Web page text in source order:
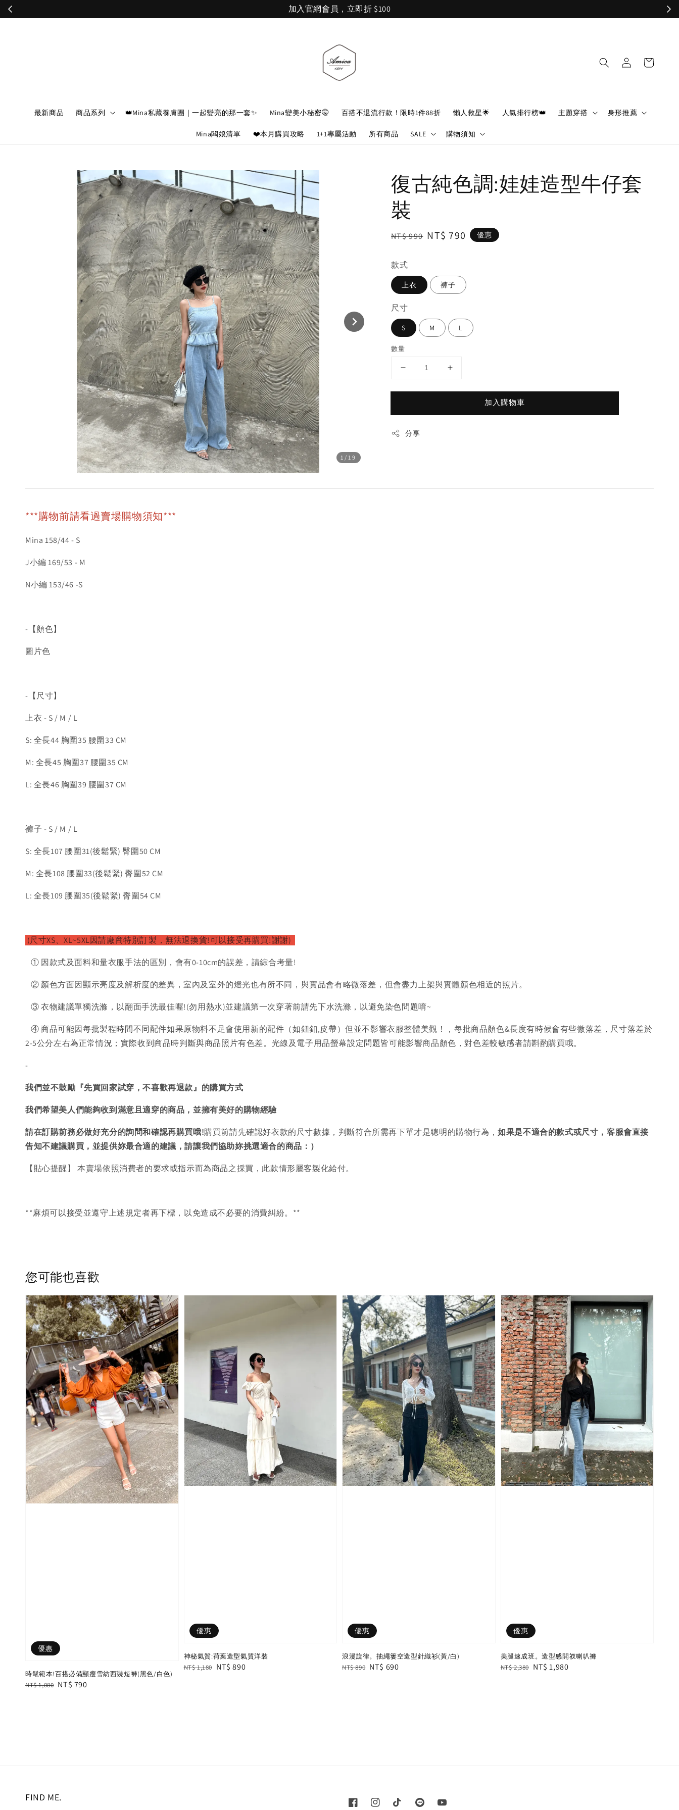
加入官網會員，立即折 $100
最新商品 商品系列 👑Mina私藏養膚團｜一起變亮的那一套✨ Mina變美小秘密🤫 百搭不退流行款！限時1件88折 懶人救星🌟 人氣排行榜👑 主題穿搭 身形推薦
Mina闆娘清單 ❤️本月購買攻略 1+1專屬活動 所有商品 SALE 購物須知
1 /19
復古純色調:娃娃造型牛仔套
裝
Regular
NT$ 990 Sale
NT$ 790 優惠
款式
上衣 褲子
尺寸
S M L
數量
加入購物車
分享
***購物前請看過賣場購物須知***
Mina 158/44 - S
J小編 169/53 - M
N小編 153/46 -S
-【顏色】
圖片色
-【尺寸】
上衣 - S / M / L
S: 全長44 胸圍35 腰圍33 CM
M: 全長45 胸圍37 腰圍35 CM
L: 全長46 胸圍39 腰圍37 CM
褲子 - S / M / L
S: 全長107 腰圍31(後鬆緊) 臀圍50 CM
M: 全長108 腰圍33(後鬆緊) 臀圍52 CM
L: 全長109 腰圍35(後鬆緊) 臀圍54 CM
(尺寸XS、XL~5XL因請廠商特別訂製，無法退換貨!可以接受再購買!謝謝)
① 因款式及面料和量衣服手法的區別，會有0-10cm的誤差，請綜合考量!
② 顏色方面因顯示亮度及解析度的差異，室內及室外的燈光也有所不同，與實品會有略微落差，但會盡力上架與實體顏色相近的照片。
③ 衣物建議單獨洗滌，以翻面手洗最佳喔!(勿用熱水)並建議第一次穿著前請先下水洗滌，以避免染色問題唷~
④ 商品可能因每批製程時間不同配件如果原物料不足會使用新的配件（如鈕釦,皮帶）但並不影響衣服整體美觀！，每批商品顏色&長度有時候會有些微落差，尺寸落差於
2-5公分左右為正常情況；實際收到商品時判斷與商品照片有色差。光線及電子用品螢幕設定問題皆可能影響商品顏色，對色差較敏感者請斟酌購買哦。
-
我們並不鼓勵『先買回家試穿，不喜歡再退款』的購買方式
我們希望美人們能夠收到滿意且適穿的商品，並擁有美好的購物經驗
請在訂購前務必做好充分的詢問和確認再購買哦!購買前請先確認好衣款的尺寸數據，判斷符合所需再下單才是聰明的購物行為，如果是不適合的款式或尺寸，客服會直接
告知不建議購買， 並提供妳最合適的建議，請讓我們協助妳挑選適合的商品：）
【貼心提醒】 本賣場依照消費者的要求或指示而為商品之採買，此款情形屬客製化給付。
**麻煩可以接受並遵守上述規定者再下標，以免造成不必要的消費糾紛。**
您可能也喜歡
優惠
時髦範本!百搭必備顯瘦雪紡西裝短褲(黑色/白色)
Regular
NT$ 1,080 Sale
NT$ 790
優惠
神秘氣質:荷葉造型氣質洋裝
Regular
NT$ 1,180 Sale
NT$ 890
優惠
浪漫旋律。抽繩簍空造型針織衫(黃/白)
Regular
NT$ 890 Sale
NT$ 690
優惠
美腿速成班。造型感開衩喇叭褲
Regular
NT$ 2,380 Sale
NT$ 1,980
FIND ME.